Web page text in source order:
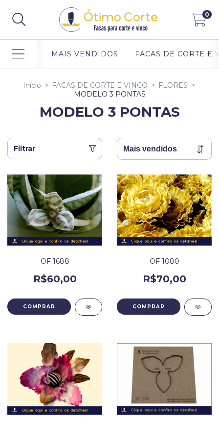
0
MAIS VENDIDOS FACAS DE CORTE E
Início > FACAS DE CORTE E VINCO > FLORES >
MODELO 3 PONTAS
MODELO 3 PONTAS
Filtrar
OF 1688
R$60,00
OF 1080
R$70,00